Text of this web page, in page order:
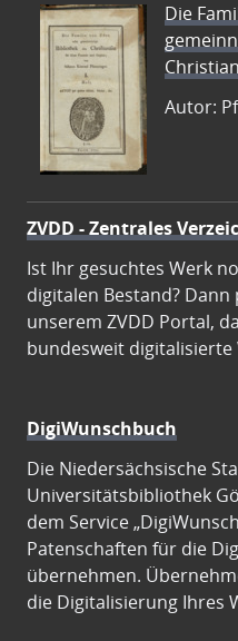
Die
Autor:
ZVDD - Zentrales
Ist Ihr gesuchtes Werk
digitalen Bestand?
unserem ZVDD Portal,
bundesweit digitalisierte
DigiWunschbuch
Die Niedersächsische
Universitätsbibliothek
dem Service
Patenschaften für die
übernehmen.
die Digitalisierung Ihres